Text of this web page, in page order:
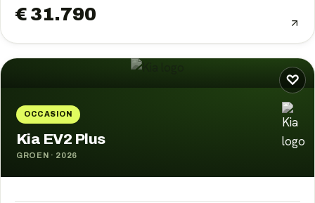
€ 31.790
♡
OCCASION
Kia EV2 Plus
GROEN · 2026